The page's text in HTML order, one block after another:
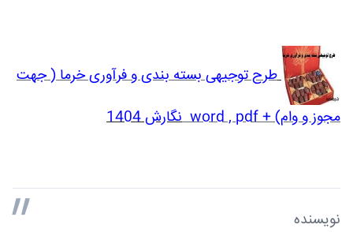
طرح توجیهی بسته بندی و فرآوری خرما ( جهت
مجوز و وام) + word , pdf
نگارش 1404
نویسنده